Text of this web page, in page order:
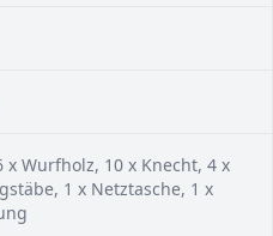
x Wurfholz, 10 x Knecht, 4 x
1 x Netztasche, 1 x